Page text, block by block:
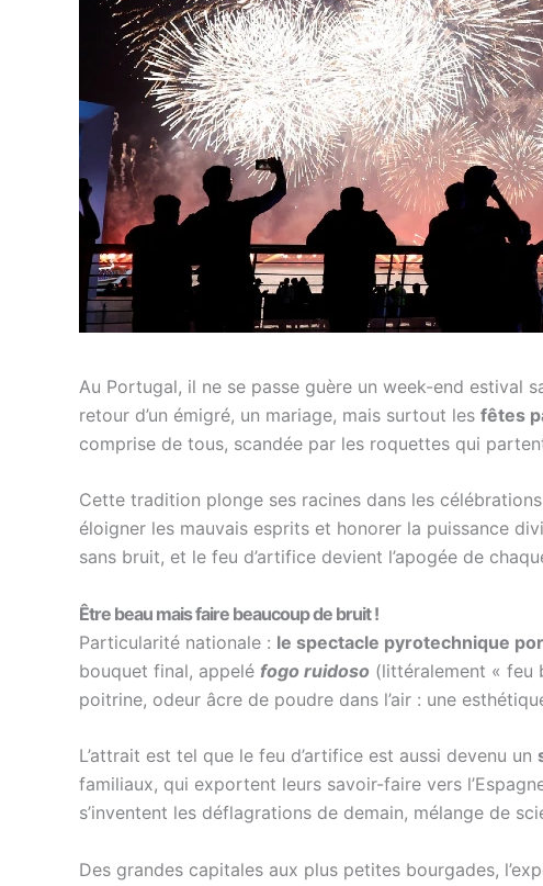
Au Portugal, il ne se passe guère un week-end estival
retour d’un émigré, un mariage, mais surtout les fêtes
comprise de tous, scandée par les roquettes qui
Cette tradition plonge ses racines dans les
éloigner les mauvais esprits et honorer la puissance
sans bruit, et le feu d’artifice devient l’apogée de
Être beau mais faire beaucoup de bruit !
Particularité nationale : le spectacle pyrotechnique
bouquet final, appelé fogo ruidoso (littéralement « feu
poitrine, odeur âcre de poudre dans l’air : une
L’attrait est tel que le feu d’artifice est aussi devenu un
familiaux, qui exportent leurs savoir-faire vers
s’inventent les déflagrations de demain, mélange de
Des grandes capitales aux plus petites bourgades,